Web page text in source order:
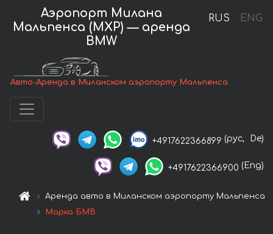
RUS ENG
Аэропорт Милана
Мальпенса (MXP) — аренда
BMW
Авто-Аренда в Миланском аэропорту Мальпенса
+4917622366899 (рус, De)
+4917622366900 (Eng)
Аренда авто в Миланском аэропорту Мальпенса
Марка БМВ